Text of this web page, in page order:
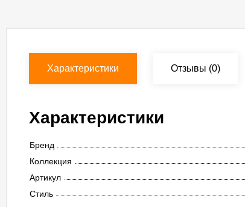
Характеристики Отзывы (0)
Характеристики
Бренд
Коллекция
Артикул
Стиль